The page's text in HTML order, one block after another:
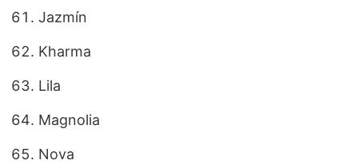
Jazmín
Kharma
Lila
Magnolia
Nova